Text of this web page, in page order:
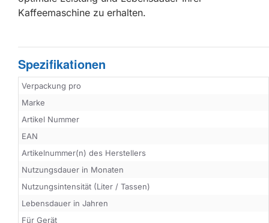
Kaffeemaschine zu erhalten.
Spezifikationen
Verpackung pro
Marke
Artikel Nummer
EAN
Artikelnummer(n) des Herstellers
Nutzungsdauer in Monaten
Nutzungsintensität (Liter / Tassen)
Lebensdauer in Jahren
Für Gerät